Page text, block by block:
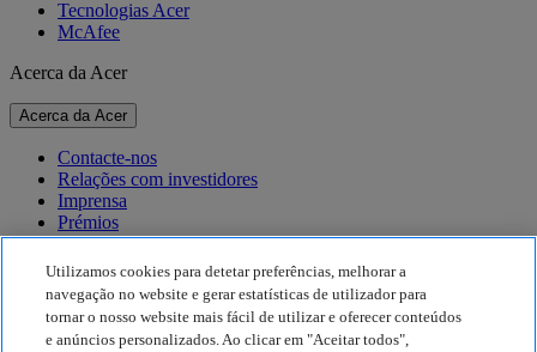
Tecnologias Acer
McAfee
Acerca da Acer
Acerca da Acer
Contacte-nos
Relações com investidores
Imprensa
Prémios
Eventos
Sustentabilidade
Sustentabilidade
Utilizamos cookies para detetar preferências, melhorar a
navegação no website e gerar estatísticas de utilizador para
tornar o nosso website mais fácil de utilizar e oferecer conteúdos
e anúncios personalizados. Ao clicar em "Aceitar todos",